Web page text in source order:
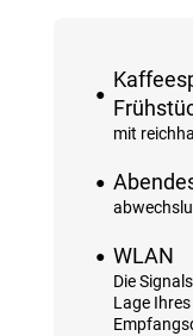
mit
WLAN
Die
Lage